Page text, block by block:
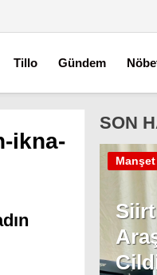
Tillo Gündem
ikna-
SON
Manşet